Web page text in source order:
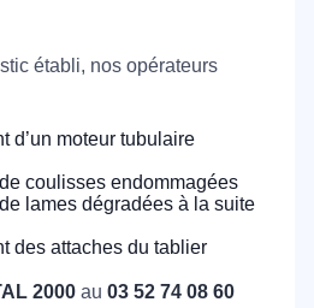
établi, nos opérateurs
d’un moteur tubulaire
coulisses endommagées
lames dégradées à la suite
des attaches du tablier
2000 au 03 52 74 08 60